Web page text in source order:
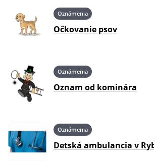
Oznámenia
Očkovanie psov
Oznámenia
Oznam od kominára
Oznámenia
Detská ambulancia v